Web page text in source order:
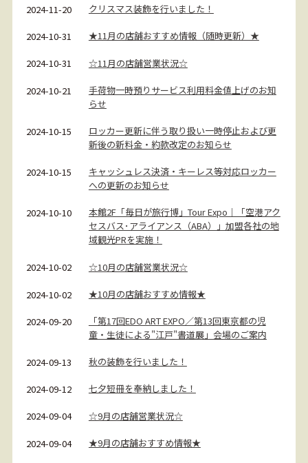
2024-11-20 クリスマス装飾を行いました！
2024-10-31 ★11月の店舗おすすめ情報（随時更新）★
2024-10-31 ☆11月の店舗営業状況☆
2024-10-21
手荷物一時預りサービス利用料金値上げのお知
らせ
2024-10-15
ロッカー更新に伴う取り扱い一時停止および更
新後の新料金・約款改定のお知らせ
2024-10-15
キャッシュレス決済・キーレス等対応ロッカー
への更新のお知らせ
2024-10-10
本館2F「毎日が旅行博」Tour Expo｜「空港アク
セスバス･アライアンス（ABA）」加盟各社の地
域観光PRを実施！
2024-10-02 ☆10月の店舗営業状況☆
2024-10-02 ★10月の店舗おすすめ情報★
2024-09-20
「第17回EDO ART EXPO／第13回東京都の児
童・生徒による"江戸"書道展」会場のご案内
2024-09-13 秋の装飾を行いました！
2024-09-12 七夕短冊を奉納しました！
2024-09-04 ☆9月の店舗営業状況☆
2024-09-04 ★9月の店舗おすすめ情報★